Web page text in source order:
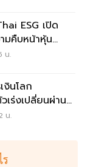
ESG เปิด
มคืบหน้าหุ้น
น.
งินโลก
ร่งเปลี่ยนผ่าน
น.